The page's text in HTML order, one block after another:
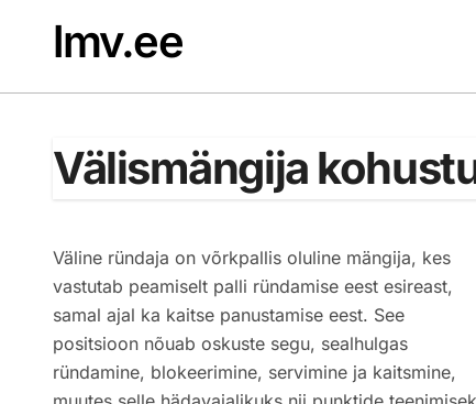
contentlmv.ee
Välismängija
Väline ründaja on võrkpallis oluline mängija, kes
vastutab peamiselt palli ründamise eest esireast,
samal ajal ka kaitse panustamise eest. See
positsioon nõuab oskuste segu, sealhulgas
ründamine, blokeerimine, servimine ja kaitsmine,